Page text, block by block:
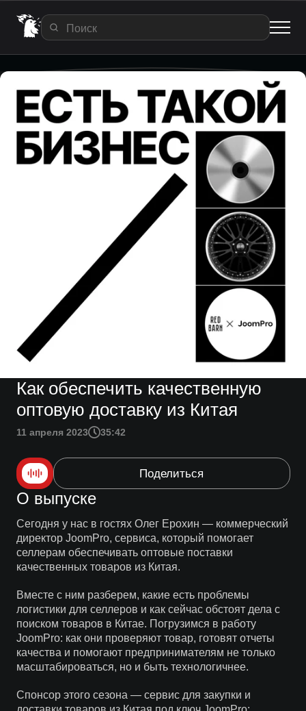
Как обеспечить качественную
оптовую доставку из Китая
11 апреля 2023 35:42
Поделиться
О выпуске
Сегодня у нас в гостях Олег Ерохин — коммерческий
директор JoomPro, сервиса, который помогает
селлерам обеспечивать оптовые поставки
качественных товаров из Китая.
Вместе с ним разберем, какие есть проблемы
логистики для селлеров и как сейчас обстоят дела с
поиском товаров в Китае. Погрузимся в работу
JoomPro: как они проверяют товар, готовят отчеты
качества и помогают предпринимателям не только
масштабироваться, но и быть технологичнее.
Спонсор этого сезона — сервис для закупки и